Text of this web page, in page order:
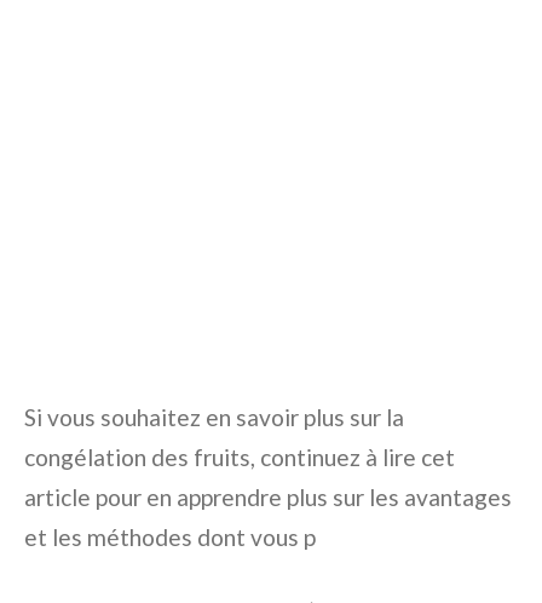
Si vous souhaitez en savoir plus sur la
congélation des fruits, continuez à lire cet
article pour en apprendre plus sur les avantages
et les méthodes dont vous p